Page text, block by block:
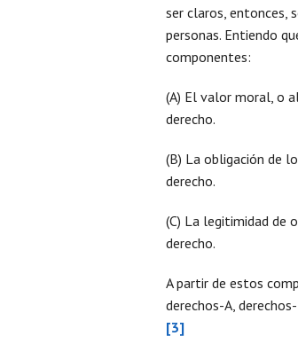
ser claros, entonces,
personas. Entiendo
componentes:
(A) El valor moral, o
derecho.
(B) La obligación de
derecho.
(C) La legitimidad de
derecho.
A partir de estos
derechos-A,
[3]